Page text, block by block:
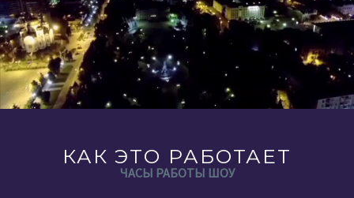
КАК ЭТО РАБОТАЕТ
ЧАСЫ РАБОТЫ ШОУ